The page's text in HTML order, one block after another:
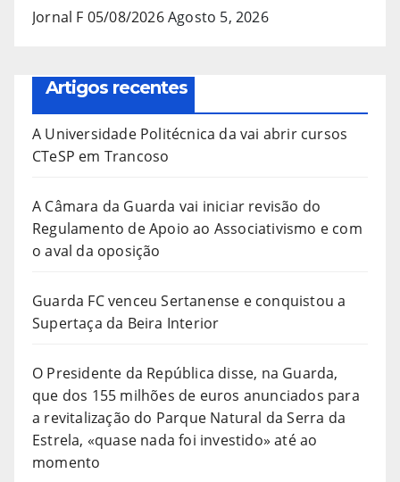
Jornal F 05/08/2026Agosto 5, 2026
Artigos recentes
A Universidade Politécnica da vai abrir cursos
CTeSP em Trancoso
A Câmara da Guarda vai iniciar revisão do
Regulamento de Apoio ao Associativismo e com
o aval da oposição
Guarda FC venceu Sertanense e conquistou a
Supertaça da Beira Interior
O Presidente da República disse, na Guarda,
que dos 155 milhões de euros anunciados para
a revitalização do Parque Natural da Serra da
Estrela, «quase nada foi investido» até ao
momento